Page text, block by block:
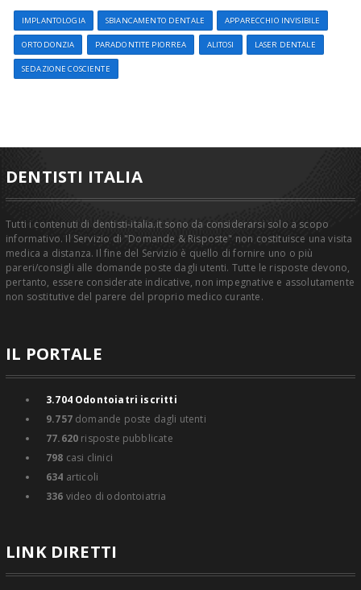
IMPLANTOLOGIA SBIANCAMENTO DENTALE APPARECCHIO INVISIBILE
ORTODONZIA PARADONTITE PIORREA ALITOSI LASER DENTALE
SEDAZIONE COSCIENTE
DENTISTI ITALIA
Tutti i contenuti di dentisti-italia.it sono da considerarsi solo a scopo
informativo. Il Servizio di "Domande & Risposte" non costituisce una visita
medica a distanza. Il fine del Servizio è quello di fornire uno o più
pareri/consigli alle domande poste dagli utenti. Tutte le risposte devono,
pertanto, essere considerate indicative, non impegnative e assolutamente
non sostitutive del parere del proprio medico curante.
IL PORTALE
3.704Odontoiatri iscritti
9.757domande poste dagli utenti
77.620 risposte pubblicate
798 casi clinici
634 articoli
336 video di odontoiatria
LINK DIRETTI